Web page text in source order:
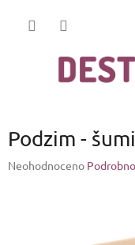
Podzim -
Průměrné
Neohodnoceno